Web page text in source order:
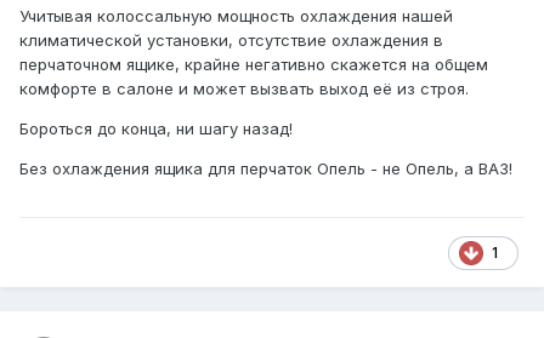
Учитывая колоссальную мощность охлаждения нашей
климатической установки, отсутствие охлаждения в
перчаточном ящике, крайне негативно скажется на общем
комфорте в салоне и может вызвать выход её из строя.
Бороться до конца, ни шагу назад!
Без охлаждения ящика для перчаток Опель - не Опель, а ВАЗ!
1